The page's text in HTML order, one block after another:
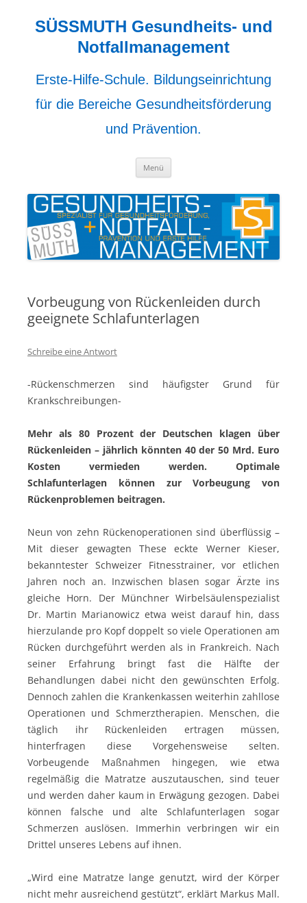
springenSÜSSMUTH Gesundheits- und
Notfallmanagement
Erste-Hilfe-Schule. Bildungseinrichtung
für die Bereiche Gesundheitsförderung
und Prävention.
Menü
Vorbeugung von Rückenleiden durch
geeignete Schlafunterlagen
Schreibe eine Antwort
-Rückenschmerzen sind häufigster Grund für
Krankschreibungen-
Mehr als 80 Prozent der Deutschen klagen über
Rückenleiden – jährlich könnten 40 der 50 Mrd. Euro
Kosten vermieden werden. Optimale
Schlafunterlagen können zur Vorbeugung von
Rückenproblemen beitragen.
Neun von zehn Rückenoperationen sind überflüssig –
Mit dieser gewagten These eckte Werner Kieser,
bekanntester Schweizer Fitnesstrainer, vor etlichen
Jahren noch an. Inzwischen blasen sogar Ärzte ins
gleiche Horn. Der Münchner Wirbelsäulenspezialist
Dr. Martin Marianowicz etwa weist darauf hin, dass
hierzulande pro Kopf doppelt so viele Operationen am
Rücken durchgeführt werden als in Frankreich. Nach
seiner Erfahrung bringt fast die Hälfte der
Behandlungen dabei nicht den gewünschten Erfolg.
Dennoch zahlen die Krankenkassen weiterhin zahllose
Operationen und Schmerztherapien. Menschen, die
täglich ihr Rückenleiden ertragen müssen,
hinterfragen diese Vorgehensweise selten.
Vorbeugende Maßnahmen hingegen, wie etwa
regelmäßig die Matratze auszutauschen, sind teuer
und werden daher kaum in Erwägung gezogen. Dabei
können falsche und alte Schlafunterlagen sogar
Schmerzen auslösen. Immerhin verbringen wir ein
Drittel unseres Lebens auf ihnen.
„Wird eine Matratze lange genutzt, wird der Körper
nicht mehr ausreichend gestützt“, erklärt Markus Mall.